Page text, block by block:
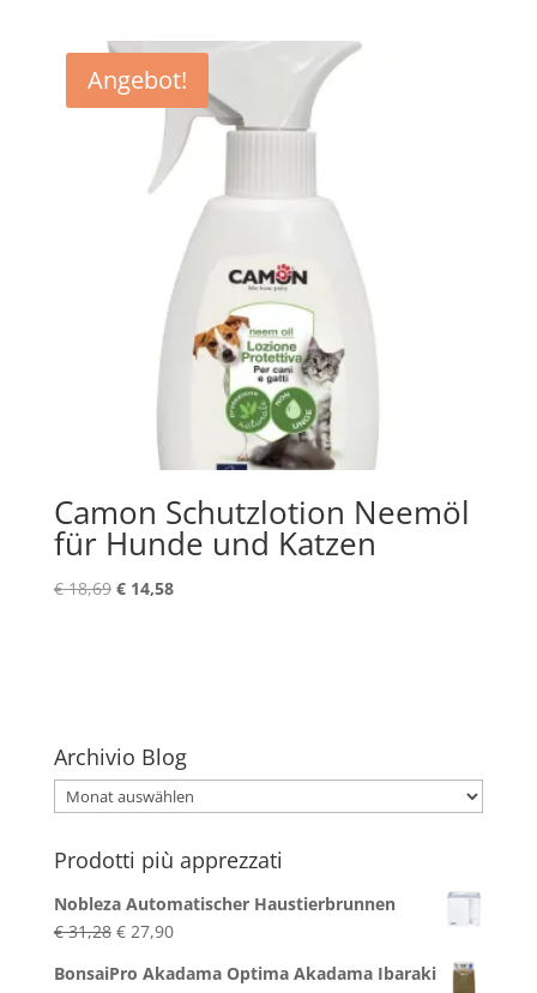
Angebot!
Camon Schutzlotion Neemöl
für Hunde und Katzen
€18,69 Ursprünglicher
€14,58Aktueller
Archivio Blog
Archivio
Blog
Prodotti più apprezzati
Nobleza Automatischer Haustierbrunnen
€31,28 Ursprünglicher
war:
€27,90Aktueller
ist:
BonsaiPro Akadama Optima Akadama Ibaraki